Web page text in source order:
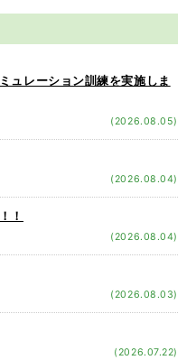
ュレーション訓練を実施しま
(2026.08.05)
(2026.08.04)
！
(2026.08.04)
(2026.08.03)
(2026.07.22)